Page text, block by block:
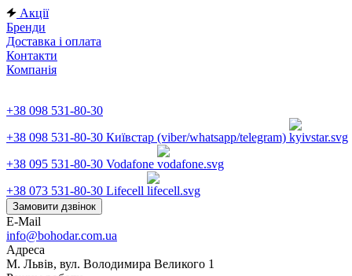
Акції
Бренди
Доставка і оплата
Контакти
Компанія
+38 098 531-80-30
+38 098 531-80-30 Київстар (viber/whatsapp/telegram)
+38 095 531-80-30 Vodafone
+38 073 531-80-30 Lifecell
Замовити дзвінок
E-Mail
info@bohodar.com.ua
Адреса
М. Львів, вул. Володимира Великого 1